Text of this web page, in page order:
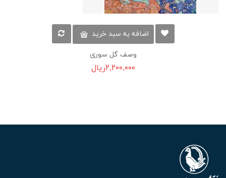
اضافه به سبد خرید
وصف گل سوری
۲,۲۰۰,۰۰۰ریال